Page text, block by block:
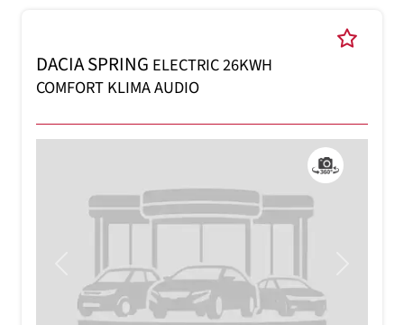
DACIA SPRING ELECTRIC 26KWH
COMFORT KLIMA AUDIO
Previous